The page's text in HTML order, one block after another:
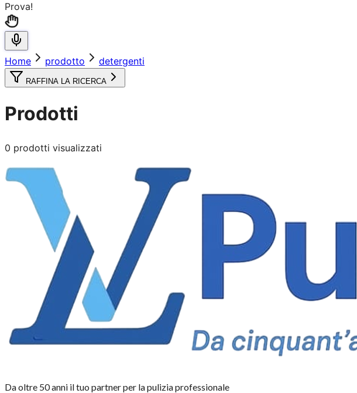
Prova!
Home prodotto detergenti
RAFFINA LA RICERCA
Prodotti
0 prodotti visualizzati
Da oltre 50 anni il tuo partner per la pulizia professionale